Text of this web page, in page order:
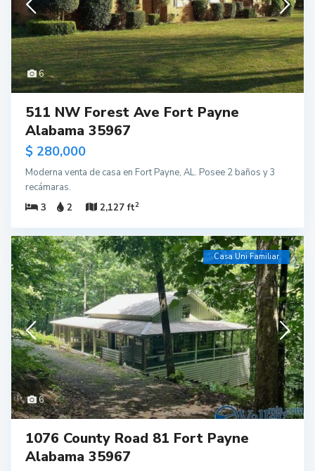
6
511 NW Forest Ave Fort Payne
Alabama 35967
$ 280,000
Moderna venta de casa en Fort Payne, AL. Posee 2 baños y 3
recámaras.
3
2 2,127 ft2
6
Casa Uni Familiar
1076 County Road 81 Fort Payne
Alabama 35967